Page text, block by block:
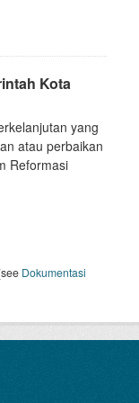
Kota
yang
atau perbaikan
Reformasi
Dokumentasi